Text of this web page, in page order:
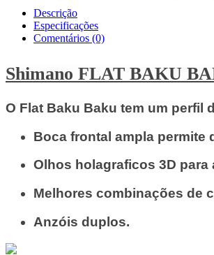
Descrição
Especificações
Comentários (0)
Shimano FLAT BAKU
O Flat Baku Baku tem um perfil
Boca frontal ampla permite
Olhos holagraficos 3D para
Melhores combinações de
Anzóis duplos.